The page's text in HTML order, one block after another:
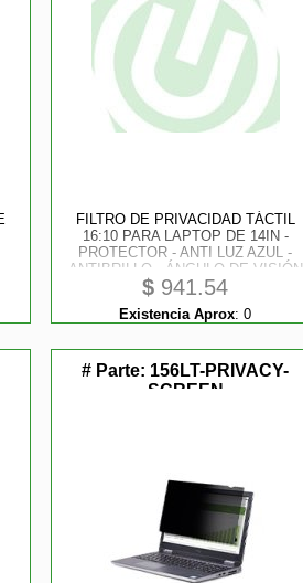
FILTRO DE PRIVACIDAD TÁCTIL
16:10 PARA LAPTOP DE 14IN -
PROTECTOR - ANTI LUZ AZUL -
ANTIBRILLO - ÁNGULO DE VISIÓN
DE +/ -30° - DE VOLTEAR HACIA
ARRIBA STARTECH
$ 941.54
Existencia Aprox: 0
# Parte: 156LT-PRIVACY-
SCREEN